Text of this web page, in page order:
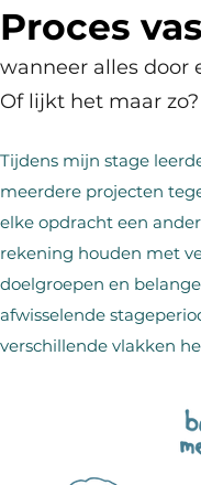
Proces
wanneer alles door
Of lijkt het maar zo?
Tijdens mijn stage
meerdere projecten
elke opdracht een
rekening houden met
doelgroepen en
afwisselende
verschillende vlakken